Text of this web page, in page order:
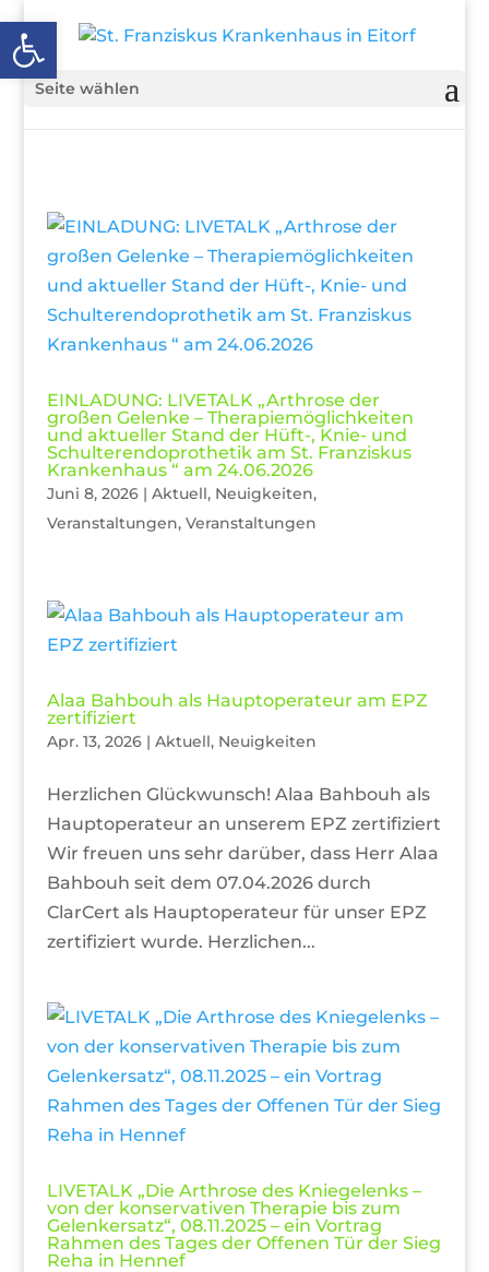
Open toolbar
Seite wählen
EINLADUNG: LIVETALK „Arthrose der
großen Gelenke – Therapiemöglichkeiten
und aktueller Stand der Hüft-, Knie- und
Schulterendoprothetik am St. Franziskus
Krankenhaus “ am 24.06.2026
Juni 8, 2026| Aktuell, Neuigkeiten,
Veranstaltungen, Veranstaltungen
Alaa Bahbouh als Hauptoperateur am EPZ
zertifiziert
Apr. 13, 2026| Aktuell, Neuigkeiten
Herzlichen Glückwunsch! Alaa Bahbouh als
Hauptoperateur an unserem EPZ zertifiziert
Wir freuen uns sehr darüber, dass Herr Alaa
Bahbouh seit dem 07.04.2026 durch
ClarCert als Hauptoperateur für unser EPZ
zertifiziert wurde. Herzlichen...
LIVETALK „Die Arthrose des Kniegelenks –
von der konservativen Therapie bis zum
Gelenkersatz“, 08.11.2025 – ein Vortrag
Rahmen des Tages der Offenen Tür der Sieg
Reha in Hennef